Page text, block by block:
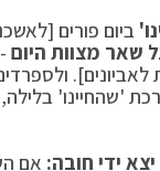
ביום פורים
שאר מצוות היום
לאביונים].
'שהחיינו'
ידי חובה: אם